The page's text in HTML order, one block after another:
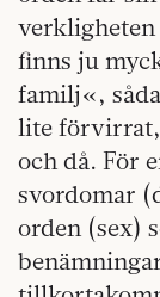
finns ju
familj«,
lite
och då. För
svordomar
orden (sex)